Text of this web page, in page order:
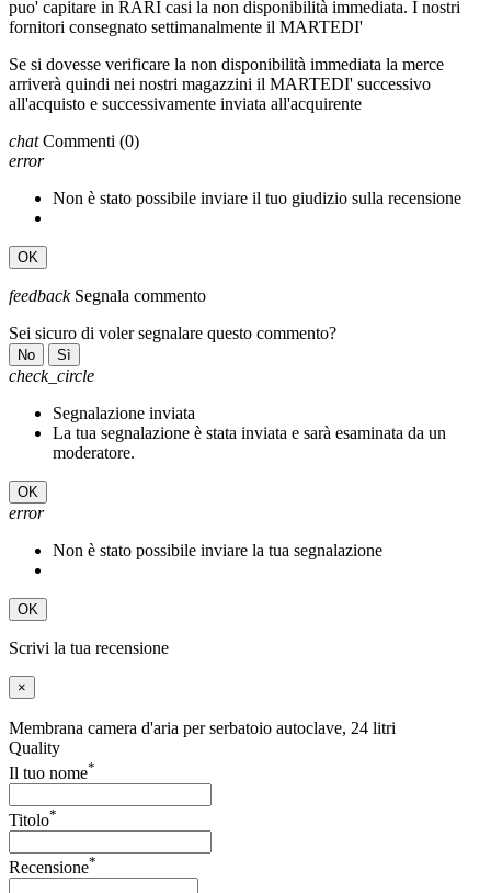
puo' capitare in RARI casi la non disponibilità immediata. I nostri
fornitori consegnato settimanalmente il MARTEDI'
Se si dovesse verificare la non disponibilità immediata la merce
arriverà quindi nei nostri magazzini il MARTEDI' successivo
all'acquisto e successivamente inviata all'acquirente
chat Commenti (0)
error
Non è stato possibile inviare il tuo giudizio sulla recensione
OK
feedback Segnala commento
Sei sicuro di voler segnalare questo commento?
No Sì
check_circle
Segnalazione inviata
La tua segnalazione è stata inviata e sarà esaminata da un
moderatore.
OK
error
Non è stato possibile inviare la tua segnalazione
OK
Scrivi la tua recensione
×
Membrana camera d'aria per serbatoio autoclave, 24 litri
Quality
Il tuo nome*
Titolo*
Recensione*